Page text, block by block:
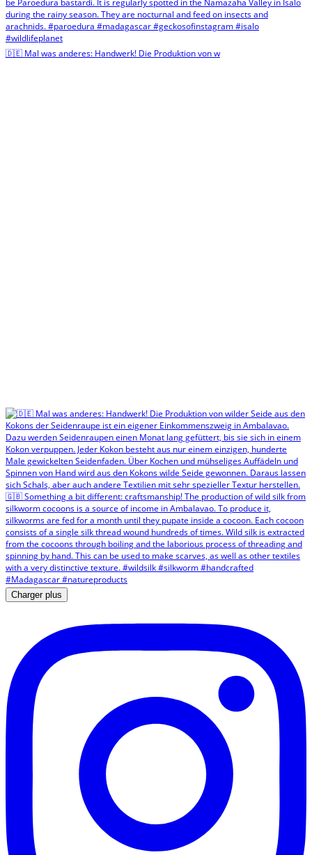
🇩🇪 Mal was anderes: Handwerk! Die Produktion von w
Charger plus